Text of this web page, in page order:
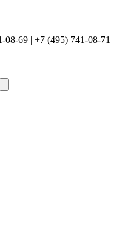
08-69 | +7 (495) 741-08-71